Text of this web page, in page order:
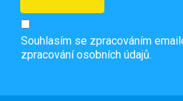
Souhlasím se zpracováním
zpracování osobních údajů.